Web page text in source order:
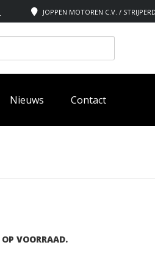
JOPPEN MOTOREN C.V. /
Nieuws Contact
VOORRAAD.